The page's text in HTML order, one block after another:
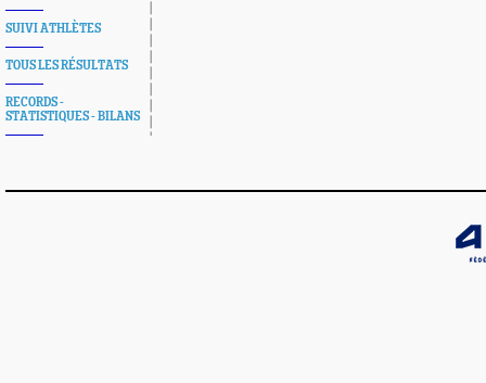
SUIVI ATHLÈTES
TOUS LES RÉSULTATS
RECORDS -
STATISTIQUES - BILANS